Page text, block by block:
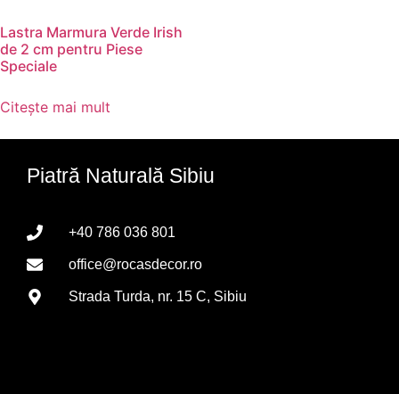
Lastra Marmura Verde Irish
de 2 cm pentru Piese
Speciale
Citește mai mult
Piatră Naturală Sibiu
+40 786 036 801
office@rocasdecor.ro
Strada Turda, nr. 15 C, Sibiu